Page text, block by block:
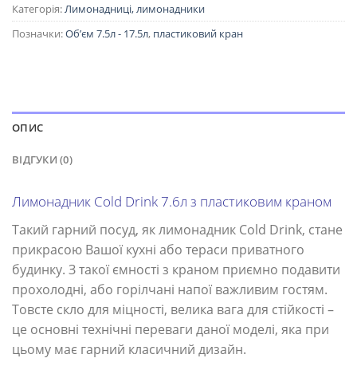
Категорія:Лимонадниці, лимонадники
Позначки:Об’єм 7.5л - 17.5л, пластиковий кран
ОПИС
ВІДГУКИ (0)
Лимонадник Cold Drink 7.6л з пластиковим краном
Такий гарний посуд, як лимонадник Cold Drink, стане
прикрасою Вашої кухні або тераси приватного
будинку. З такої ємності з краном приємно подавити
прохолодні, або горілчані напої важливим гостям.
Товсте скло для міцності, велика вага для стійкості –
це основні технічні переваги даної моделі, яка при
цьому має гарний класичний дизайн.